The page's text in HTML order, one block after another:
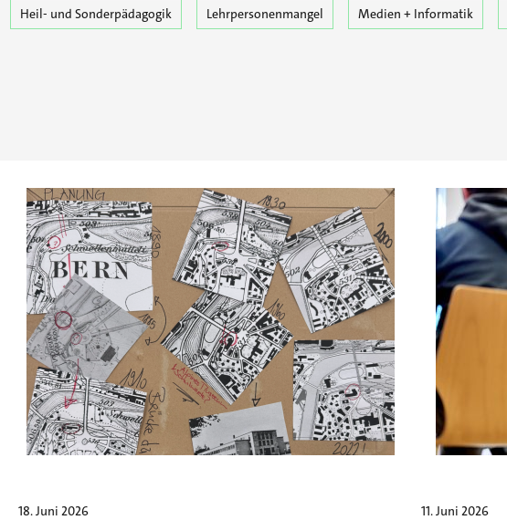
Heil- und Sonderpädagogik Lehrpersonenmangel Medien + Informatik
18. Juni 2026 11. Juni 2026